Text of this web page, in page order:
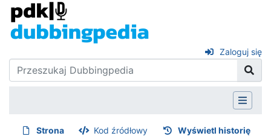
Zaloguj się
Strona Kod źródłowy Wyświetl historię